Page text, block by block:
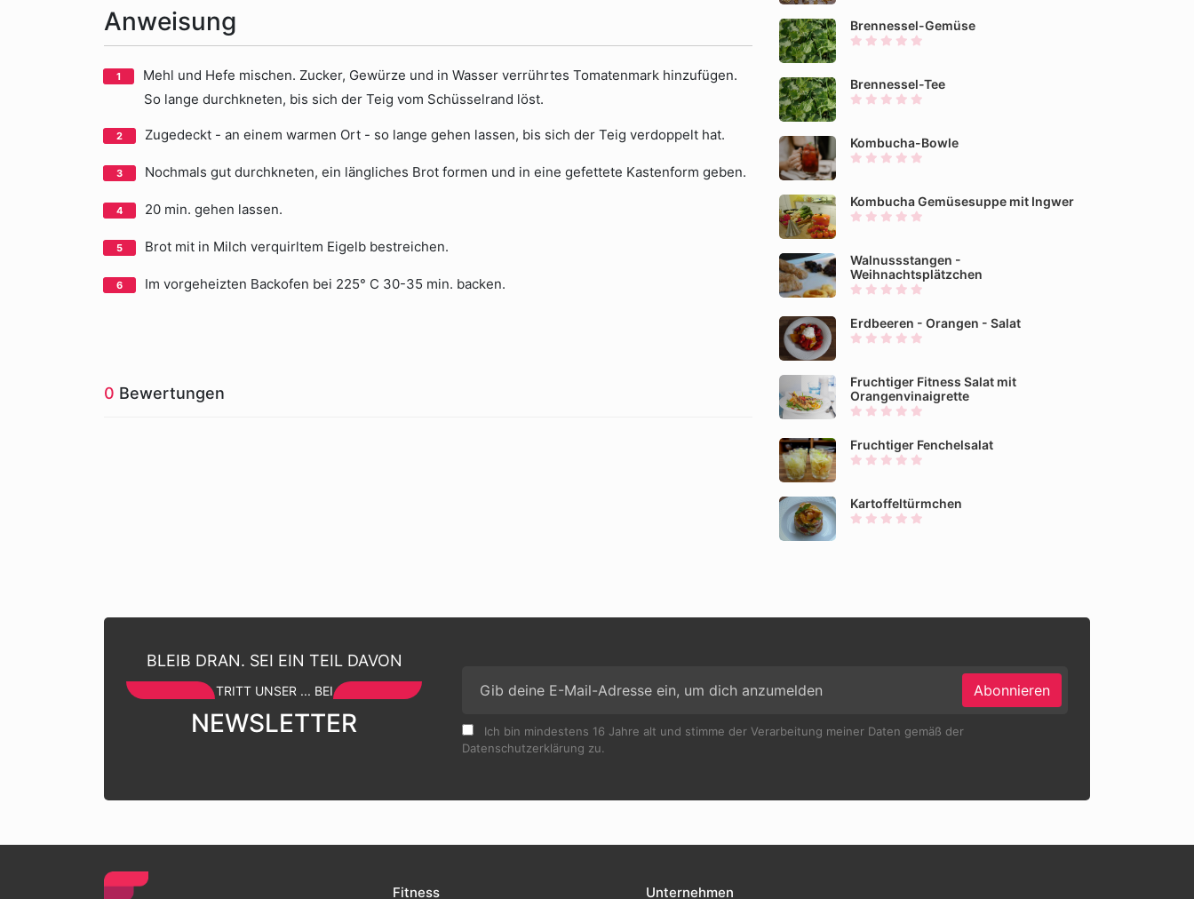
Anweisung
Mehl und Hefe mischen. Zucker, Gewürze und in Wasser verrührtes Tomatenmark hinzufügen.
So lange durchkneten, bis sich der Teig vom Schüsselrand löst.
Zugedeckt - an einem warmen Ort - so lange gehen lassen, bis sich der Teig verdoppelt hat.
Nochmals gut durchkneten, ein längliches Brot formen und in eine gefettete Kastenform geben.
20 min. gehen lassen.
Brot mit in Milch verquirltem Eigelb bestreichen.
Im vorgeheizten Backofen bei 225° C 30-35 min. backen.
0 Bewertungen
Brennessel-Gemüse
Brennessel-Tee
Kombucha-Bowle
Kombucha Gemüsesuppe mit Ingwer
Walnussstangen -
Weihnachtsplätzchen
Erdbeeren - Orangen - Salat
Fruchtiger Fitness Salat mit
Orangenvinaigrette
Fruchtiger Fenchelsalat
Kartoffeltürmchen
BLEIB DRAN. SEI EIN TEIL DAVON
TRITT UNSER ... BEI
NEWSLETTER
Abonnieren
Ich bin mindestens 16 Jahre alt und stimme der Verarbeitung meiner Daten gemäß der
Datenschutzerklärung zu.
Fitness Unternehmen